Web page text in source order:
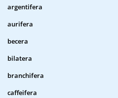
argentifera
aurifera
becera
bilatera
branchifera
caffeifera